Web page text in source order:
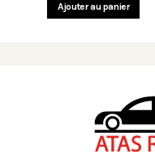
Ajouter au panier